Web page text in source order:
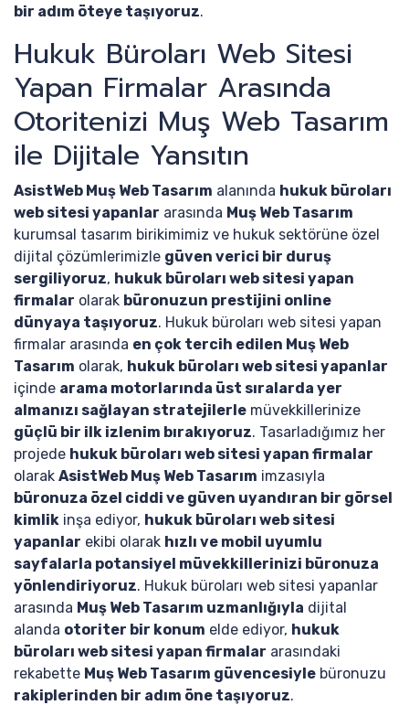
bir adım öteye taşıyoruz.
Hukuk Büroları Web Sitesi
Yapan Firmalar Arasında
Otoritenizi Muş Web Tasarım
ile Dijitale Yansıtın
AsistWeb Muş Web Tasarım alanında hukuk büroları
web sitesi yapanlar arasında Muş Web Tasarım
kurumsal tasarım birikimimiz ve hukuk sektörüne özel
dijital çözümlerimizle güven verici bir duruş
sergiliyoruz, hukuk büroları web sitesi yapan
firmalar olarak büronuzun prestijini online
dünyaya taşıyoruz. Hukuk büroları web sitesi yapan
firmalar arasında en çok tercih edilen Muş Web
Tasarım olarak, hukuk büroları web sitesi yapanlar
içinde arama motorlarında üst sıralarda yer
almanızı sağlayan stratejilerle müvekkillerinize
güçlü bir ilk izlenim bırakıyoruz. Tasarladığımız her
projede hukuk büroları web sitesi yapan firmalar
olarak AsistWeb Muş Web Tasarım imzasıyla
büronuza özel ciddi ve güven uyandıran bir görsel
kimlik inşa ediyor, hukuk büroları web sitesi
yapanlar ekibi olarak hızlı ve mobil uyumlu
sayfalarla potansiyel müvekkillerinizi büronuza
yönlendiriyoruz. Hukuk büroları web sitesi yapanlar
arasında Muş Web Tasarım uzmanlığıyla dijital
alanda otoriter bir konum elde ediyor, hukuk
büroları web sitesi yapan firmalar arasındaki
rekabette Muş Web Tasarım güvencesiyle büronuzu
rakiplerinden bir adım öne taşıyoruz.